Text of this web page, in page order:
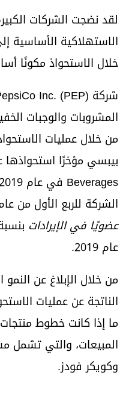
لقد نضجت الشركات
الاستهلاكية الأساسية
خلال الاستحواذ مكونًا
المشروبات والوجبات
من خلال عمليات
الشركة للربع الأول من عام 2020 أن بيبسي
عضويًا في الإيرادات
عام 2019.
من خلال الإبلاغ عن
الناتجة عن عمليات
ما إذا كانت خطوط
المبيعات، والتي تشمل
وكويكر فودز.